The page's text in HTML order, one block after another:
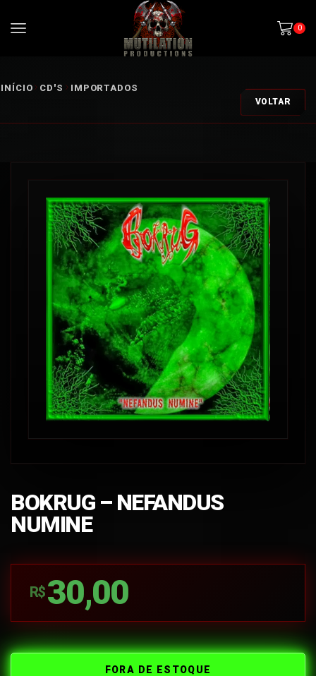
0
INÍCIO CD'S IMPORTADOS
VOLTAR
BOKRUG – NEFANDUS
NUMINE
R$ 30,00
FORA DE ESTOQUE